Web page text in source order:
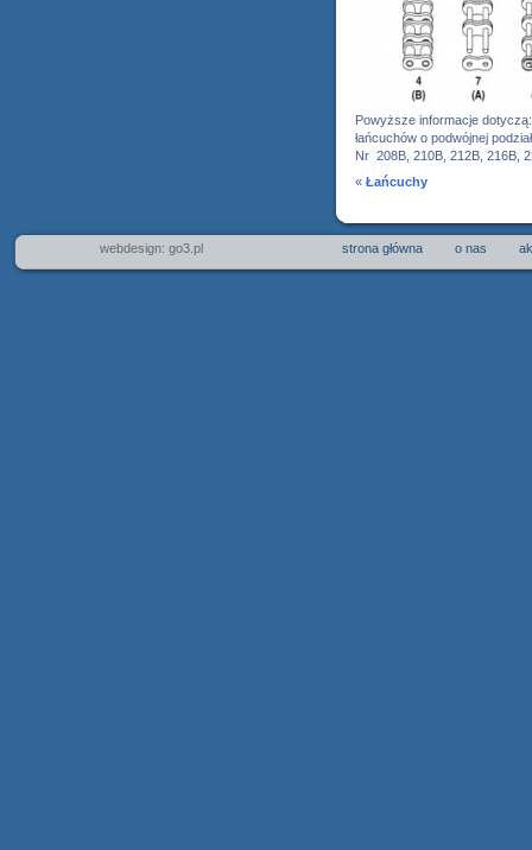
Powyższe informacje dotyczą:
łańcuchów o podwójnej
Nr 208B, 210B, 212B, 216B,
« Łańcuchy
webdesign: go3.pl strona główna o nas